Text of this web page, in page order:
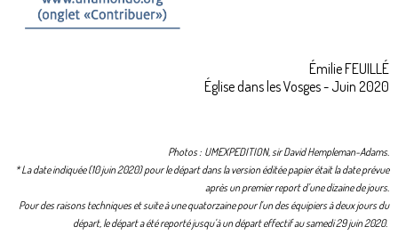
Émilie FEUILLÉ
Église dans les Vosges - Juin 2020
Photos : UMEXPEDITION, sir David Hempleman-Adams.
* La date indiquée (10 juin 2020) pour le départ dans la version éditée papier était la date prévue
après un premier report d'une dizaine de jours.
Pour des raisons techniques et suite à une quatorzaine pour l'un des équipiers à deux jours du
départ, le départ a été reporté jusqu'à un départ effectif au samedi 29 juin 2020.